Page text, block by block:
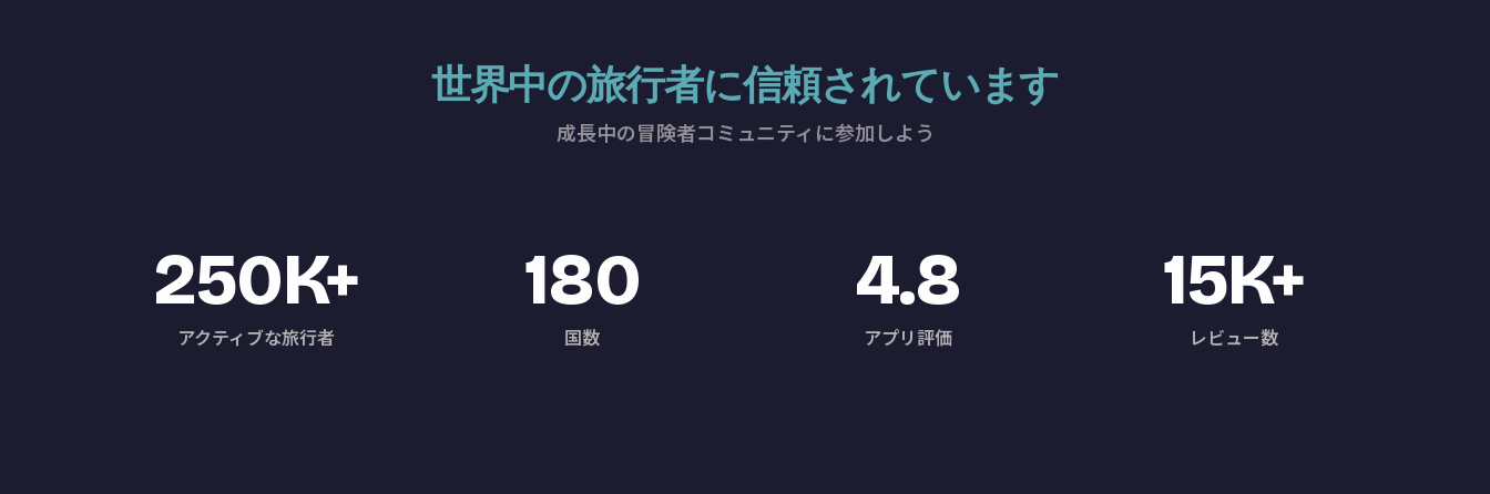
世界中の旅行者に信頼されています
成長中の冒険者コミュニティに参加しよう
250K+
アクティブな旅行者
180
国数
4.8
アプリ評価
15K+
レビュー数